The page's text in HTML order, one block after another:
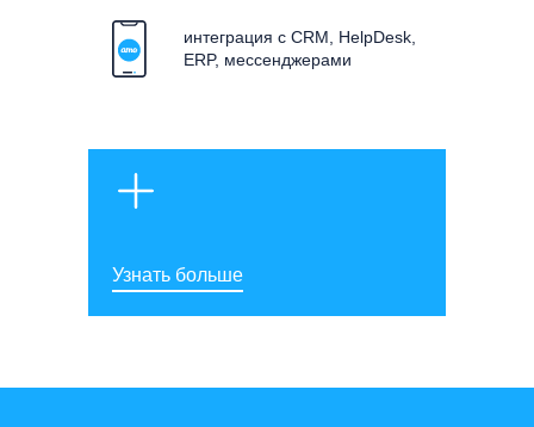
интеграция с CRM, HelpDesk,
ERP, мессенджерами
Узнать больше